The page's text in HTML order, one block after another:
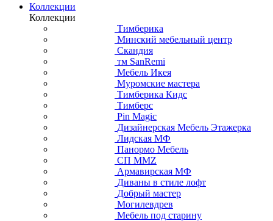
Коллекции
Коллекции
Тимберика
Минский мебельный центр
Скандия
тм SanRemi
Мебель Икея
Муромские мастера
Тимберика Кидс
Тимберс
Pin Magic
Дизайнерская Мебель Этажерка
Лидская МФ
Панормо Мебель
СП ММZ
Армавирская МФ
Диваны в стиле лофт
Добрый мастер
Могилевдрев
Мебель под старину